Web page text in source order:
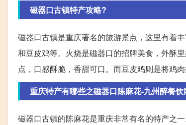
磁器口古镇特产攻略?
磁器口古镇是重庆著名的旅游景点，这里有着
和豆皮鸡等。火烧是磁器口的招牌美食，外酥
点，口感酥脆，香甜可口。而豆皮鸡则是将鸡
重庆特产有哪些之磁器口陈麻花-九州醉餐饮
磁器口古镇的陈麻花是重庆非常有名的特产之